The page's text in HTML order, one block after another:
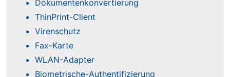
Dokumentenkonvertierung
ThinPrint-Client
Virenschutz
Fax-Karte
WLAN-Adapter
Biometrische-Authentifizierung